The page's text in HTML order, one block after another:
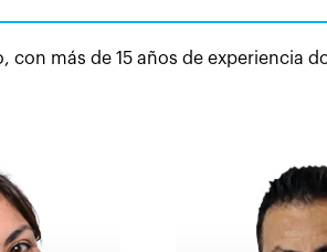
más de 15 años de experiencia